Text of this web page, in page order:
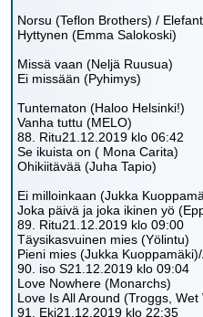
Norsu (Teflon Brothers) /
Hyttynen (Emma Salokoski)
Missä vaan (Neljä Ruusua)
Ei missään (Pyhimys)
Tuntematon (Haloo Helsinki!)
Vanha tuttu (MELO)
88. Ritu21.12.2019 klo 06:42
Se ikuista on ( Mona Carita)
Ohikiitävää (Juha Tapio)
Ei milloinkaan (Jukka
Joka päivä ja joka ikinen yö
89. Ritu21.12.2019 klo 09:00
Täysikasvuinen mies (Yölintu)
Pieni mies (Jukka
90. iso S21.12.2019 klo 09:04
Love Nowhere (Monarchs)
Love Is All Around (Troggs, Wet
91. Eki21.12.2019 klo 22:35